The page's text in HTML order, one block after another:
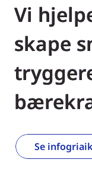
Vi
skape
Se